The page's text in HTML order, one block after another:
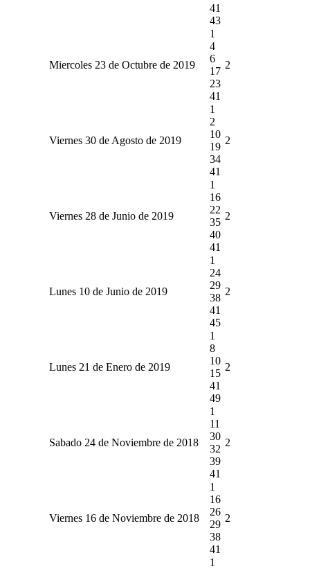
41
43
Miercoles 23 de Octubre de 2019
1
4
6
17
23
41
2
Viernes 30 de Agosto de 2019
1
2
10
19
34
41
2
Viernes 28 de Junio de 2019
1
16
22
35
40
41
2
Lunes 10 de Junio de 2019
1
24
29
38
41
45
2
Lunes 21 de Enero de 2019
1
8
10
15
41
49
2
Sabado 24 de Noviembre de 2018
1
11
30
32
39
41
2
Viernes 16 de Noviembre de 2018
1
16
26
29
38
41
2
1